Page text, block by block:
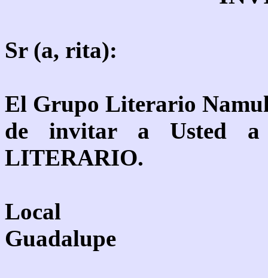
Sr (a, rita):
El Grupo Literario
de invitar a Usted
LITERARIO.
Local :
Guadalupe